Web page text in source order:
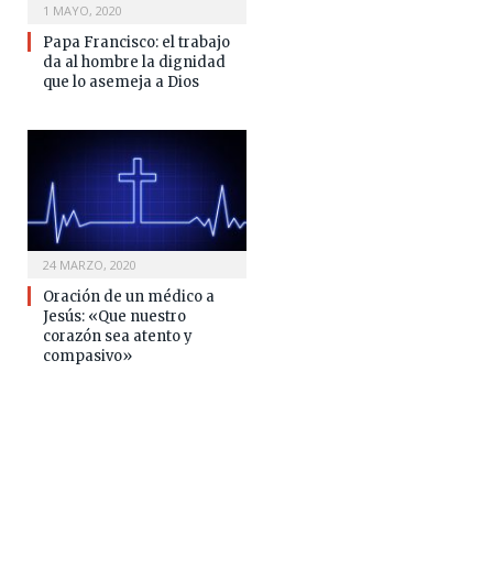
1 MAYO, 2020
Papa Francisco: el trabajo
da al hombre la dignidad
que lo asemeja a Dios
24 MARZO, 2020
Oración de un médico a
Jesús: «Que nuestro
corazón sea atento y
compasivo»